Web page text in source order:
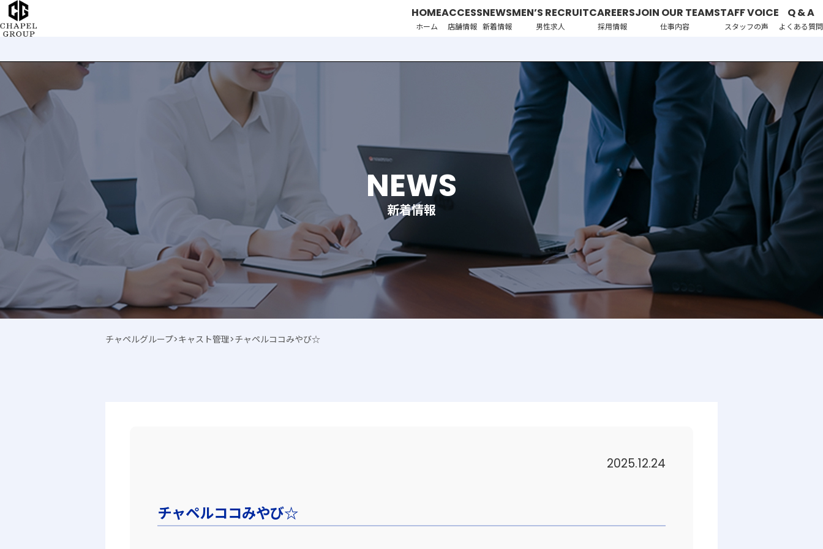
チ
ャ
ペ
HOME
ホーム
ACCESS
店舗情報
NEWS
新着情報
MEN’S RECRUIT
男性求人
CAREERS
採用情報
JOIN OUR TEAM
仕事内容
STAFF VOICE
スタッフの声
Q & A
よくある質問
NEWS
新着情報
チャペルグループ>キャスト管理>チャペルココみやび☆
2025.12.24
チャペルココみやび☆